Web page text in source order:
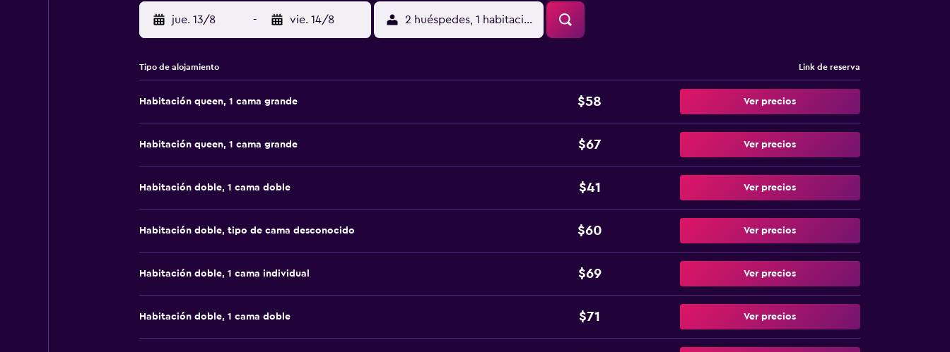
jue. 13/8 - vie. 14/8 2 huéspedes, 1 habitación
Tipo de alojamiento Link de reserva
Habitación queen, 1 cama grande $58 Ver precios
Habitación queen, 1 cama grande $67 Ver precios
Habitación doble, 1 cama doble $41 Ver precios
Habitación doble, tipo de cama desconocido $60 Ver precios
Habitación doble, 1 cama individual $69 Ver precios
Habitación doble, 1 cama doble $71 Ver precios